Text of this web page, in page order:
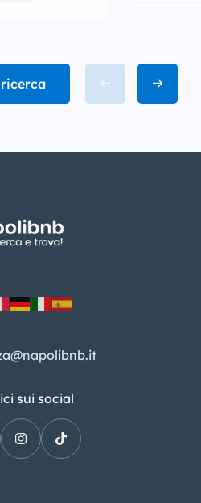
sui social